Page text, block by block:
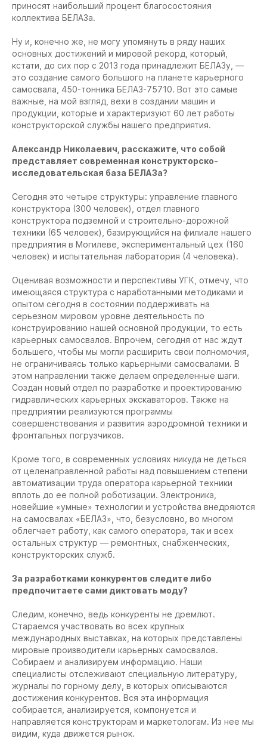
приносят наибольший процент благосостояния
коллектива БЕЛАЗа.
Ну и, конечно же, не могу упомянуть в ряду наших
основных достижений и мировой рекорд, который,
кстати, до сих пор с 2013 года принадлежит БЕЛАЗу, —
это создание самого большого на планете карьерного
самосвала, 450-тонника БЕЛАЗ-75710. Вот это самые
важные, на мой взгляд, вехи в создании машин и
продукции, которые и характеризуют 60 лет работы
конструкторской службы нашего предприятия.
Александр Николаевич, расскажите, что собой
представляет современная конструкторско-
исследовательская база БЕЛАЗа?
Сегодня это четыре структуры: управление главного
конструктора (300 человек), отдел главного
конструктора подземной и строительно-дорожной
техники (65 человек), базирующийся на филиале нашего
предприятия в Могилеве, экспериментальный цех (160
человек) и испытательная лаборатория (4 человека).
Оценивая возможности и перспективы УГК, отмечу, что
имеющаяся структура с наработанными методиками и
опытом сегодня в состоянии поддерживать на
серьезном мировом уровне деятельность по
конструированию нашей основной продукции, то есть
карьерных самосвалов. Впрочем, сегодня от нас ждут
большего, чтобы мы могли расширить свои полномочия,
не ограничиваясь только карьерными самосвалами. В
этом направлении также делаем определенные шаги.
Создан новый отдел по разработке и проектированию
гидравлических карьерных экскаваторов. Также на
предприятии реализуются программы
совершенствования и развития аэродромной техники и
фронтальных погрузчиков.
Кроме того, в современных условиях никуда не деться
от целенаправленной работы над повышением степени
автоматизации труда оператора карьерной техники
вплоть до ее полной роботизации. Электроника,
новейшие «умные» технологии и устройства внедряются
на самосвалах «БЕЛАЗ», что, безусловно, во многом
облегчает работу, как самого оператора, так и всех
остальных структур — ремонтных, снабженческих,
конструкторских служб.
За разработками конкурентов следите либо
предпочитаете сами диктовать моду?
Следим, конечно, ведь конкуренты не дремлют.
Стараемся участвовать во всех крупных
международных выставках, на которых представлены
мировые производители карьерных самосвалов.
Собираем и анализируем информацию. Наши
специалисты отслеживают специальную литературу,
журналы по горному делу, в которых описываются
достижения конкурентов. Вся эта информация
собирается, анализируется, компонуется и
направляется конструкторам и маркетологам. Из нее мы
видим, куда движется рынок.